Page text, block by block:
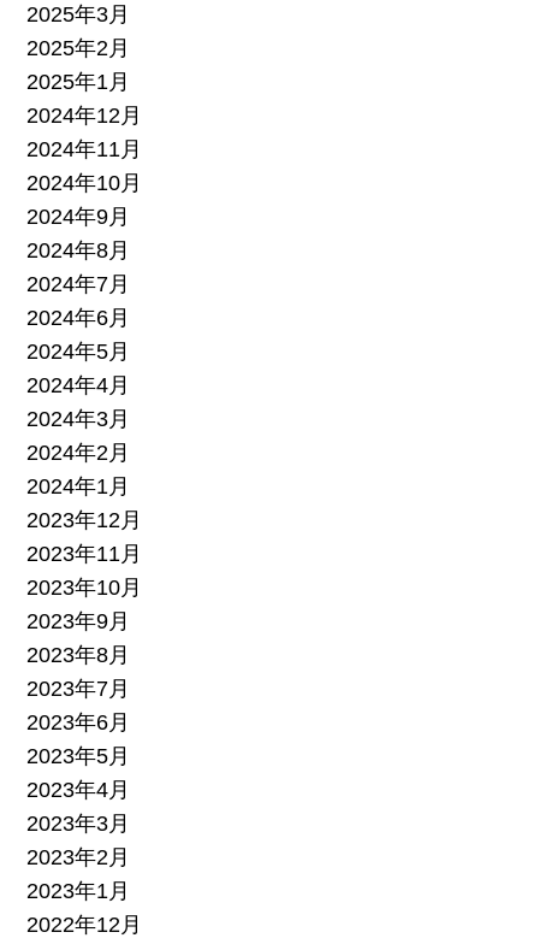
2025年3月
2025年2月
2025年1月
2024年12月
2024年11月
2024年10月
2024年9月
2024年8月
2024年7月
2024年6月
2024年5月
2024年4月
2024年3月
2024年2月
2024年1月
2023年12月
2023年11月
2023年10月
2023年9月
2023年8月
2023年7月
2023年6月
2023年5月
2023年4月
2023年3月
2023年2月
2023年1月
2022年12月